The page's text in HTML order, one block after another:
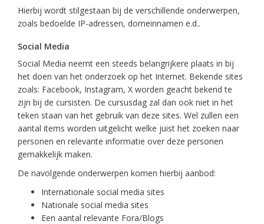
Hierbij wordt stilgestaan bij de verschillende onderwerpen,
zoals bedoelde IP-adressen, domeinnamen e.d..
Social Media
Social Media neemt een steeds belangrijkere plaats in bij
het doen van het onderzoek op het Internet. Bekende sites
zoals: Facebook, Instagram, X worden geacht bekend te
zijn bij de cursisten. De cursusdag zal dan ook niet in het
teken staan van het gebruik van deze sites. Wel zullen een
aantal items worden uitgelicht welke juist het zoeken naar
personen en relevante informatie over deze personen
gemakkelijk maken.
De navolgende onderwerpen komen hierbij aanbod:
Internationale social media sites
Nationale social media sites
Een aantal relevante Fora/Blogs